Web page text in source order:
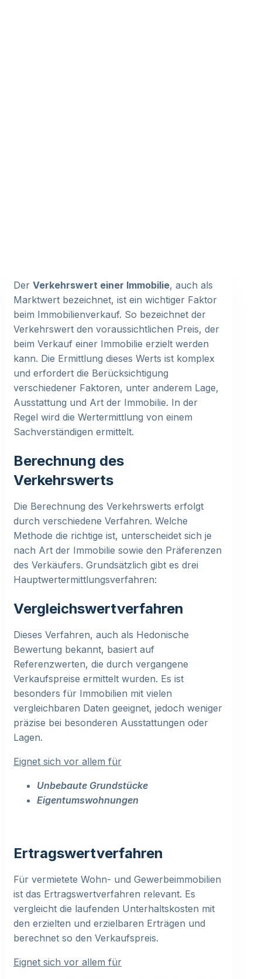
Der Verkehrswert einer Immobilie, auch als
Marktwert bezeichnet, ist ein wichtiger Faktor
beim Immobilienverkauf. So bezeichnet der
Verkehrswert den voraussichtlichen Preis, der
beim Verkauf einer Immobilie erzielt werden
kann. Die Ermittlung dieses Werts ist komplex
und erfordert die Berücksichtigung
verschiedener Faktoren, unter anderem Lage,
Ausstattung und Art der Immobilie. In der
Regel wird die Wertermittlung von einem
Sachverständigen ermittelt.
Berechnung des
Verkehrswerts
Die Berechnung des Verkehrswerts erfolgt
durch verschiedene Verfahren. Welche
Methode die richtige ist, unterscheidet sich je
nach Art der Immobilie sowie den Präferenzen
des Verkäufers. Grundsätzlich gibt es drei
Hauptwertermittlungsverfahren:
Vergleichswertverfahren
Dieses Verfahren, auch als Hedonische
Bewertung bekannt, basiert auf
Referenzwerten, die durch vergangene
Verkaufspreise ermittelt wurden. Es ist
besonders für Immobilien mit vielen
vergleichbaren Daten geeignet, jedoch weniger
präzise bei besonderen Ausstattungen oder
Lagen.
Eignet sich vor allem für
Unbebaute Grundstücke
Eigentumswohnungen
Ertragswertverfahren
Für vermietete Wohn- und Gewerbeimmobilien
ist das Ertragswertverfahren relevant. Es
vergleicht die laufenden Unterhaltskosten mit
den erzielten und erzielbaren Erträgen und
berechnet so den Verkaufspreis.
Eignet sich vor allem für